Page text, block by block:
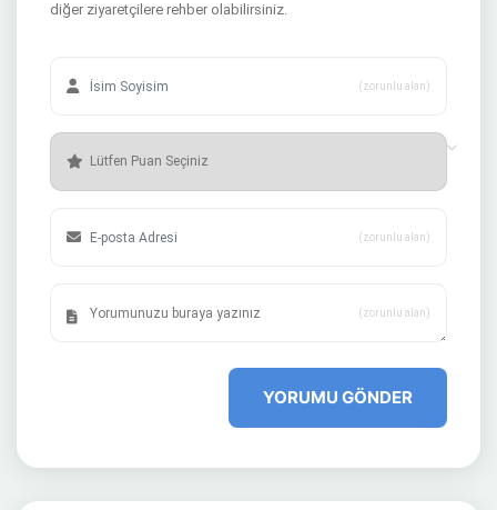
diğer ziyaretçilere rehber olabilirsiniz.
(zorunlu alan)
(zorunlu alan)
(zorunlu alan)
YORUMU GÖNDER